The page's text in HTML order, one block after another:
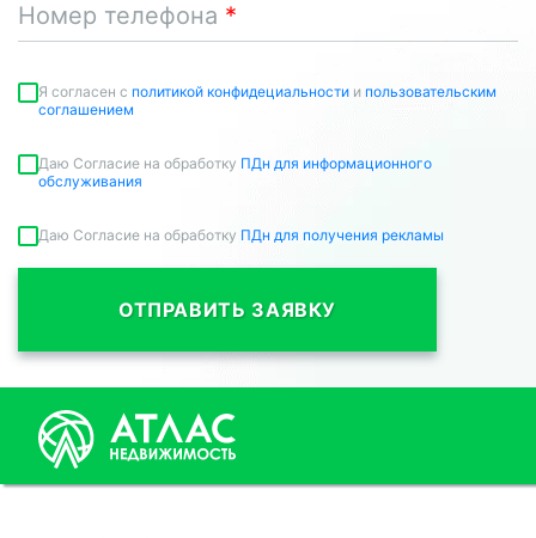
Номер телефона
Я согласен c политикой конфидециальности и пользовательским
соглашением
Даю Согласие на обработку ПДн для информационного
обслуживания
Даю Согласие на обработку ПДн для получения рекламы
ОТПРАВИТЬ ЗАЯВКУ